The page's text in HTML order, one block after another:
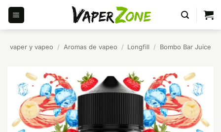
Saltar
contenido
vaper y vapeo / Aromas de vapeo / Longfill / Bombo Bar Juice